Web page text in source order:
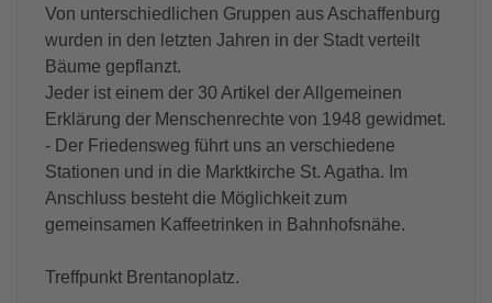
Von unterschiedlichen Gruppen aus Aschaffenburg
wurden in den letzten Jahren in der Stadt verteilt
Bäume gepflanzt.
Jeder ist einem der 30 Artikel der Allgemeinen
Erklärung der Menschenrechte von 1948 gewidmet.
- Der Friedensweg führt uns an verschiedene
Stationen und in die Marktkirche St. Agatha. Im
Anschluss besteht die Möglichkeit zum
gemeinsamen Kaffeetrinken in Bahnhofsnähe.
Treffpunkt Brentanoplatz.